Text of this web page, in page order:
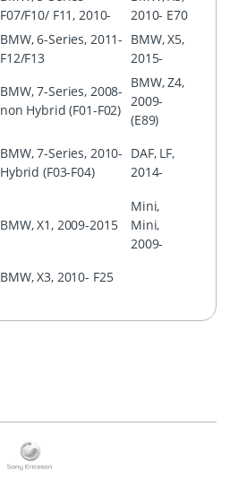
F07/F10/ F11, 2010-
2010- E70
BMW, 6-Series, 2011-
F12/F13
BMW, X5,
2015-
BMW, 7-Series, 2008-
non Hybrid (F01-F02)
BMW, Z4,
2009-
(E89)
BMW, 7-Series, 2010-
Hybrid (F03-F04)
DAF, LF,
2014-
BMW, X1, 2009-2015
Mini,
Mini,
2009-
BMW, X3, 2010- F25